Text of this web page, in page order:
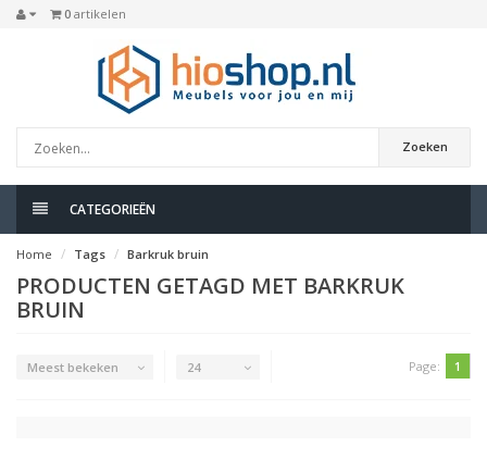
0 artikelen
Zoeken
CATEGORIEËN
Home Tags Barkruk bruin
PRODUCTEN GETAGD MET BARKRUK
BRUIN
Meest bekeken 24 Page: 1